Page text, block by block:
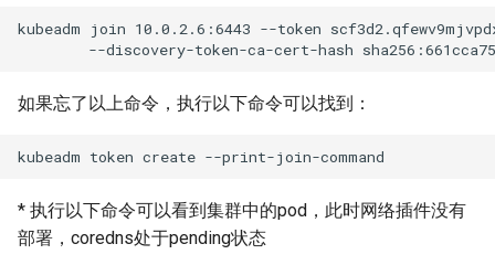
kubeadm join 10.0.2.6:6443 --token
如果忘了以上命令，执行以下命令可以找到：
* 执行以下命令可以看到集群中的pod，此时网络插件没有
部署，coredns处于pending状态